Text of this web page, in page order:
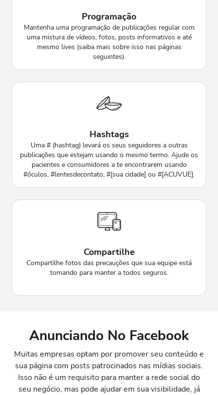
Programação
Mantenha uma programação de publicações regular com
uma mistura de vídeos, fotos, posts informativos e até
mesmo lives (saiba mais sobre isso nas páginas
seguintes).
Hashtags
Uma # (hashtag) levará os seus seguidores a outras
publicações que estejam usando o mesmo termo. Ajude os
pacientes e consumidores a te encontrarem usando
#óculos, #lentesdecontato, #[sua cidade] ou #[ACUVUE].
Compartilhe
Compartilhe fotos das precauções que sua equipe está
tomando para manter a todos seguros.
Anunciando No Facebook
Muitas empresas optam por promover seu conteúdo e
sua página com posts patrocinados nas mídias sociais.
Isso não é um requisito para manter a rede social do
seu negócio, mas pode ajudar em sua visibilidade, já